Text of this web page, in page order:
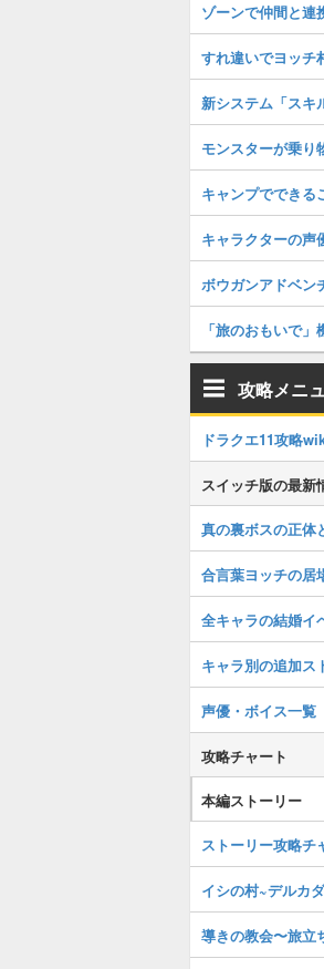
ゾーンで仲間と連
すれ違いでヨッチ
新システム「スキ
モンスターが乗り
キャンプでできる
キャラクターの声
ボウガンアドベン
「旅のおもいで」
攻略メニ
ドラクエ11攻略
スイッチ版の最新
真の裏ボスの正体
合言葉ヨッチの居
全キャラの結婚イ
キャラ別の追加ス
声優・ボイス一覧
攻略チャート
本編ストーリー
ストーリー攻略チ
イシの村~デルカ
導きの教会〜旅立